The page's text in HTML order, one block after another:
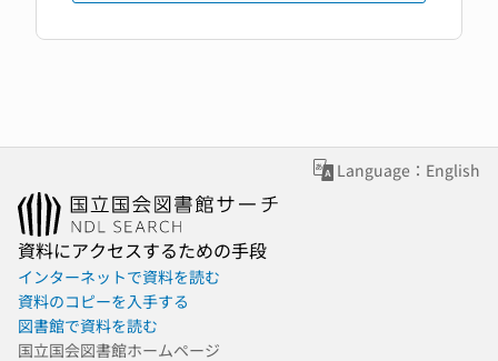
Language：English
資料にアクセスするための手段
インターネットで資料を読む
資料のコピーを入手する
図書館で資料を読む
国立国会図書館ホームページ